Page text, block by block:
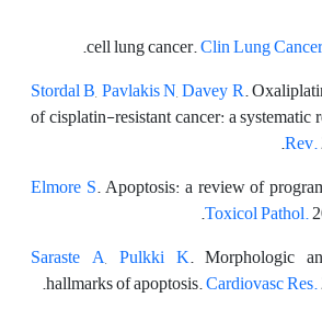
cell lung cancer.Clin Lung
Stordal B,Pavlakis N,Davey R.
of cisplatin-resistant cancer: a
Rev.
Elmore S. Apoptosis: a review of
Toxicol Pathol.
Saraste A, Pulkki K. Morphologic
hallmarks of apoptosis.Cardiovasc Res.